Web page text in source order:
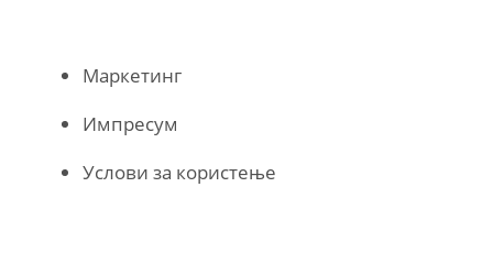
Маркетинг
Импресум
Услови за користење